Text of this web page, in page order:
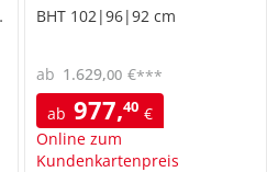
BHT 102|96|92 cm
ab 977,40 €
Online zum
Kundenkartenpreis
ab 1.629,00 €***